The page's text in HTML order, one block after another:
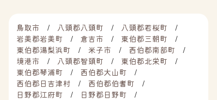
鳥取市 八頭郡八頭町
八頭郡若桜町
岩美郡岩美町
倉吉市
東伯郡三朝町
東伯郡湯梨浜町
米子市
西伯郡南部町
境港市
八頭郡智頭町
東伯郡北栄町
東伯郡琴浦町
西伯郡大山町
西伯郡日吉津村
西伯郡伯耆町
日野郡江府町
日野郡日野町